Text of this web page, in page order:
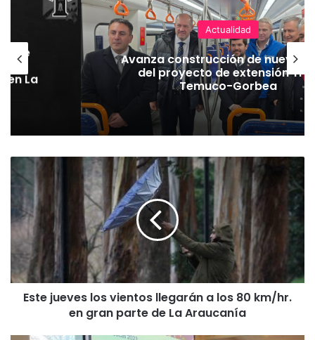
en La
Actualidad
Avanza construcción de nuevas
del proyecto de extensión
Temuco-Gorbea
t
e
j
e
e
Este jueves los vientos llegarán a los 80 km/hr.
en gran parte de La Araucanía